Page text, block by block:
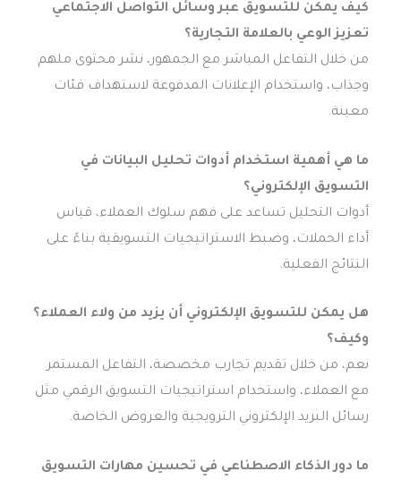
كيف يمكن للتسويق عبر وسائل التواصل الاجتماعي
تعزيز الوعي بالعلامة التجارية؟
من خلال التفاعل المباشر مع الجمهور، نشر محتوى ملهم
وجذاب، واستخدام الإعلانات المدفوعة لاستهداف فئات
معينة.
ما هي أهمية استخدام أدوات تحليل البيانات في
التسويق الإلكتروني؟
أدوات التحليل تساعد على فهم سلوك العملاء، قياس
أداء الحملات، وضبط الاستراتيجيات التسويقية بناءً على
النتائج الفعلية.
هل يمكن للتسويق الإلكتروني أن يزيد من ولاء العملاء؟
وكيف؟
نعم، من خلال تقديم تجارب مخصصة، التفاعل المستمر
مع العملاء، واستخدام استراتيجيات التسويق الرقمي مثل
رسائل البريد الإلكتروني الترويجية والعروض الخاصة.
ما دور الذكاء الاصطناعي في تحسين مهارات التسويق